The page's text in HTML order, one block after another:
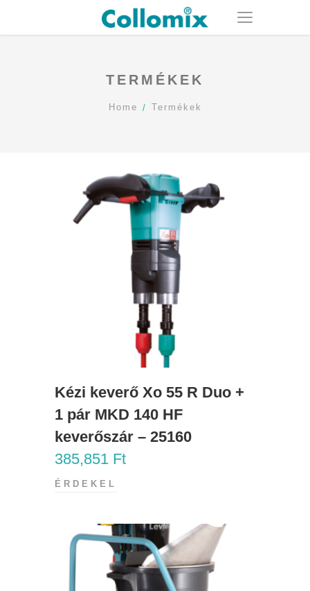
TERMÉKEK
Home Termékek
Kézi keverő Xo 55 R Duo +
1 pár MKD 140 HF
keverőszár – 25160
385,851 Ft
ÉRDEKEL